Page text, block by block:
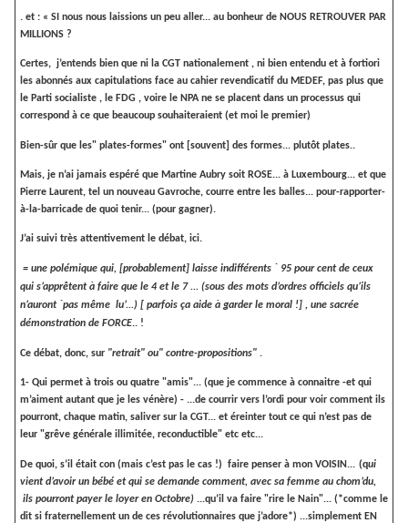
. et : « SI nous nous laissions un peu aller... au bonheur de NOUS RETROUVER PAR
MILLIONS ?
Certes, j’entends bien que ni la CGT nationalement , ni bien entendu et à fortiori
les abonnés aux capitulations face au cahier revendicatif du MEDEF, pas plus que
le Parti socialiste , le FDG , voire le NPA ne se placent dans un processus qui
correspond à ce que beaucoup souhaiteraient (et moi le premier)
Bien-sûr que les" plates-formes" ont [souvent] des formes... plutôt plates..
Mais, je n’ai jamais espéré que Martine Aubry soit ROSE... à Luxembourg... et que
Pierre Laurent, tel un nouveau Gavroche, courre entre les balles... pour-rapporter-
à-la-barricade de quoi tenir... (pour gagner).
J’ai suivi très attentivement le débat, ici.
= une polémique qui, [probablement] laisse indifférents ` 95 pour cent de ceux
qui s’apprêtent à faire que le 4 et le 7 ... (sous des mots d’ordres officiels qu’ils
n’auront `pas même lu’...) [ parfois ça aide à garder le moral !] , une sacrée
démonstration de FORCE.. !
Ce débat, donc, sur "retrait" ou" contre-propositions" .
1- Qui permet à trois ou quatre "amis"... (que je commence à connaitre -et qui
m’aiment autant que je les vénère) - ...de courrir vers l’ordi pour voir comment ils
pourront, chaque matin, saliver sur la CGT... et éreinter tout ce qui n’est pas de
leur "grêve générale illimitée, reconductible" etc etc...
De quoi, s’il était con (mais c’est pas le cas !) faire penser à mon VOISIN... (qui
vient d’avoir un bébé et qui se demande comment, avec sa femme au chom’du,
ils pourront payer le loyer en Octobre) ...qu’il va faire "rire le Nain"... (*comme le
dit si fraternellement un de ces révolutionnaires que j’adore*) ...simplement EN